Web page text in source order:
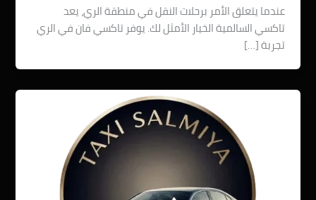
عندما يتعلق الأمر برحلات النقل في منطقة الري، يعد
تاكسي السالمية الخيار الأمثل لك. يوفر تاكسي فان في الري
تجربة […]